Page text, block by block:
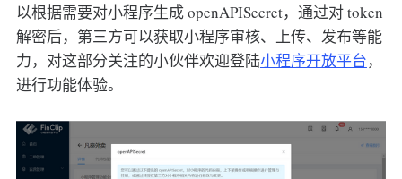
以根据需要对小程序生成 openAPISecret，通过对 token
解密后，第三方可以获取小程序审核、上传、发布等能
力，对这部分关注的小伙伴欢迎登陆小程序开放平台，
进行功能体验。